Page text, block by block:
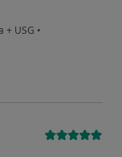
+ USG •